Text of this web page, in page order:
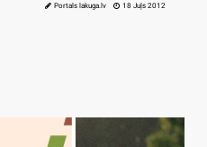
Portals lakuga.lv 18 Juļs 2012